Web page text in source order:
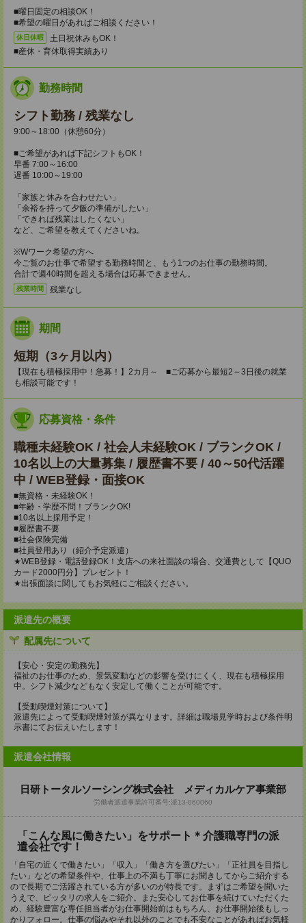
■曜日固定の相談OK！
■希望の曜日があればご相談ください！
休日休暇
土日祝休みもOK！
■産休・育休取得実績あり
勤務時間
シフト勤務 / 残業なし
9:00～18:00（休憩60分）
■ご希望があれば下記シフトもOK！
早番 7:00～16:00
遅番 10:00～19:00
「家族と休みを合わせたい」
「余裕を持って夕飯の準備がしたい」
「できれば残業はしたくない」
など、ご希望を教えてくださいね。
※Wワーク希望の方へ
今ご覧のお仕事で希望する勤務時間と、もう1つのお仕事の勤務時間。
合計で週40時間を超える場合は応募できません。
残業時間 残業なし
期間
短期（3ヶ月以内）
【現在も積極採用中！急募！】2カ月～ ■ご応募から最短2～3日後の就業
も相談可能です！
応募資格・条件
職種未経験OK / 社会人未経験OK / ブランクOK /
10名以上の大量募集 / 履歴書不要 / 40～50代活躍
中 / WEB登録・面接OK
■無資格・未経験OK！
■年齢・学歴不問！ブランクOK!
■10名以上採用予定！
■履歴書不要
■社会保険完備
■社員登用あり（紹介予定派遣）
★WEB登録・電話登録OK！支店への来社面談の場合、交通費として【QUO
カード2000円分】プレゼント！
★出張面談に関してもお気軽にご相談ください。
派遣先の概要
配属先について
【安心・安定の勤務先】
福祉のお仕事のため、景気変動などの影響を受けにくく、現在も積極採用
中。シフト減少などもなく安定して働くことが可能です。
【受動喫煙対策について】
派遣先によって受動喫煙対策が異なります。詳細は職場見学時および条件明
示書にてお伝えいたします！
派遣会社情報
日研トータルソーシング株式会社 メディカルケア事業部
労働者派遣事業許可番号:派13-060060
「こんな風に働きたい」をサポート＊介護職専門の派
遣会社です！
「自宅の近くで働きたい」「収入」「働き方を選びたい」「正社員を目指し
たい」などの希望条件や、仕事上の不満も丁寧にお聞きしてからご紹介する
ので長期でご活躍されている方が多いのが特長です。まずはご希望を聞いた
うえで、ピッタリの求人をご紹介。また安心してお仕事を続けていただくた
め、経験豊富な専任担当者がお仕事開始前はもちろん、お仕事開始後もしっ
かりフォロー。仕事の悩みやそれ以外のことでも不安なことがあればお気軽